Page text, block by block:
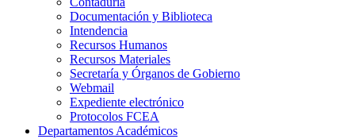
Documentación y Biblioteca
Intendencia
Recursos Humanos
Recursos Materiales
Secretaría y Órganos de Gobierno
Webmail
Expediente electrónico
Protocolos FCEA
Departamentos Académicos